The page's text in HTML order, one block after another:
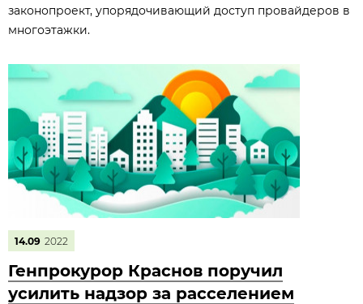
законопроект, упорядочивающий доступ провайдеров в
многоэтажки.
14.09 2022
Генпрокурор Краснов поручил
усилить надзор за расселением